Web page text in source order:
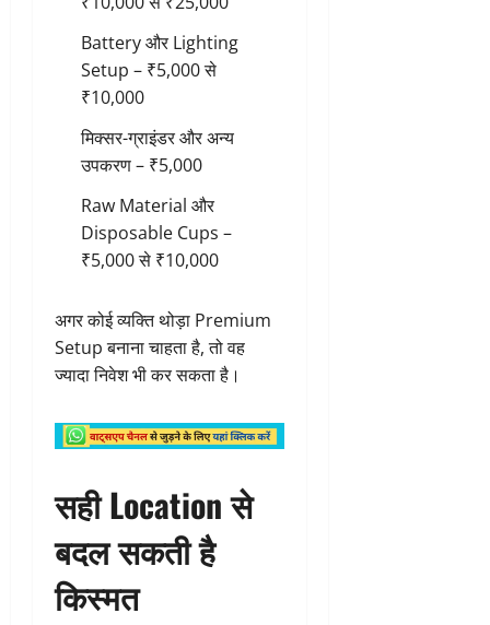
Battery और Lighting
Setup – ₹5,000 से
₹10,000
मिक्सर-ग्राइंडर और अन्य
उपकरण – ₹5,000
Raw Material और
Disposable Cups –
₹5,000 से ₹10,000
अगर कोई व्यक्ति थोड़ा Premium
Setup बनाना चाहता है, तो वह
ज्यादा निवेश भी कर सकता है।
सही Location से
बदल सकती है
किस्मत